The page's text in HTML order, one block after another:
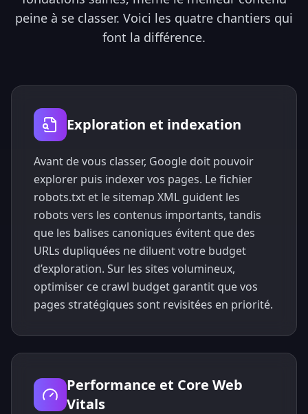
peine à se classer. Voici les quatre chantiers qui
font la différence.
Exploration et indexation
Avant de vous classer, Google doit pouvoir
explorer puis indexer vos pages. Le fichier
robots.txt et le sitemap XML guident les
robots vers les contenus importants, tandis
que les balises canoniques évitent que des
URLs dupliquées ne diluent votre budget
d’exploration. Sur les sites volumineux,
optimiser ce crawl budget garantit que vos
pages stratégiques sont revisitées en priorité.
Performance et Core Web
Vitals